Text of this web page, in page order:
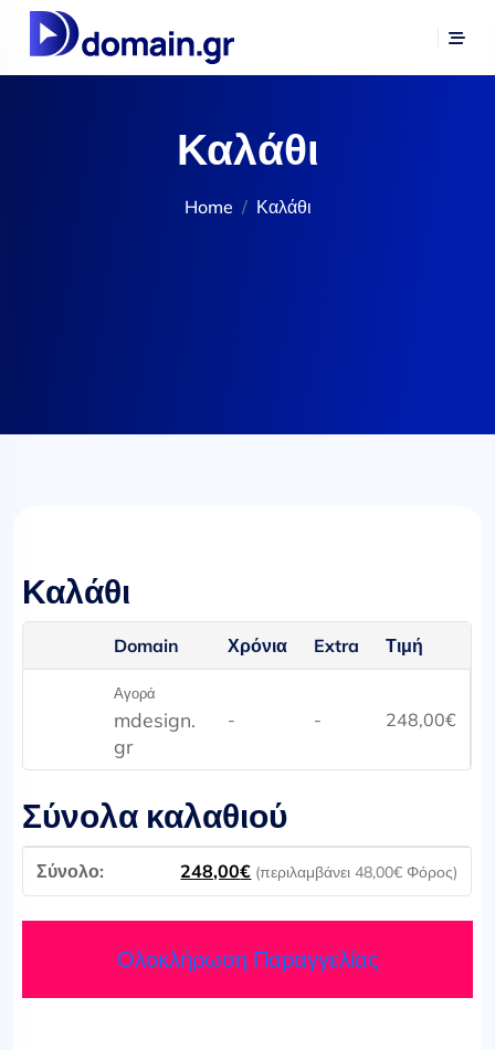
Καλάθι
Home Καλάθι
Καλάθι
Domain Χρόνια Extra Τιμή
Αγορά
mdesign.
gr
- - 248,00€
Σύνολα καλαθιού
248,00€ (περιλαμβάνει48,00€ Φόρος)
Ολοκλήρωση Παραγγελίας